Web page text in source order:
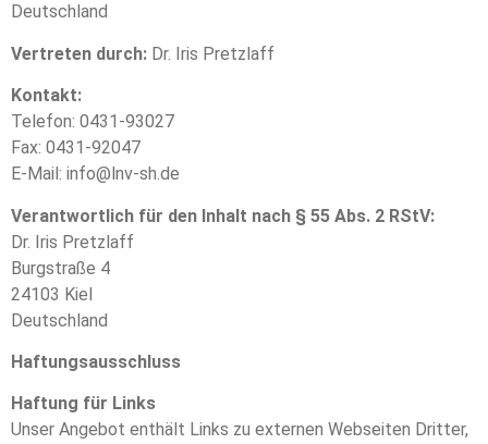
Deutschland
Vertreten durch: Dr. Iris Pretzlaff
Kontakt:
Telefon: 0431-93027
Fax: 0431-92047
E-Mail: info@lnv-sh.de
Verantwortlich für den Inhalt nach § 55 Abs. 2 RStV:
Dr. Iris Pretzlaff
Burgstraße 4
24103 Kiel
Deutschland
Haftungsausschluss
Haftung für Links
Unser Angebot enthält Links zu externen Webseiten Dritter,